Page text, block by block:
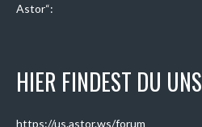
Astor“:
HIER FINDEST DU UNS
https://us.astor.ws/forum